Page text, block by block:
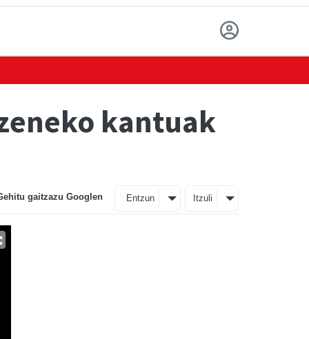
kantuak
gaitzazu Googlen Entzun Itzuli